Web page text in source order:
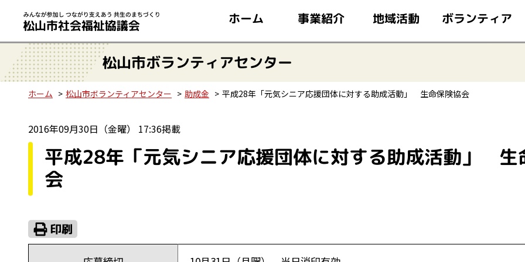
ホーム 事業紹介 地域活動 ボランティア
松山市ボランティアセンター
ホーム 松山市ボランティアセンター 助成金 平成28年「元気シニア応援団体に対する助成活動」 生命保険協会
2016年09月30日（金曜） 17:36掲載
平成28年「元気シニア応援団体に対する助成活動」 生
会